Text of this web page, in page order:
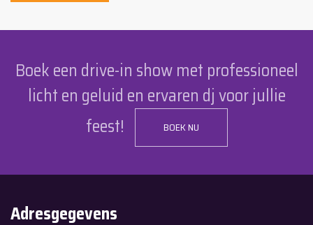
Boek een drive-in show met professioneel
licht en geluid en ervaren dj voor jullie
feest!
BOEK NU
Adresgegevens